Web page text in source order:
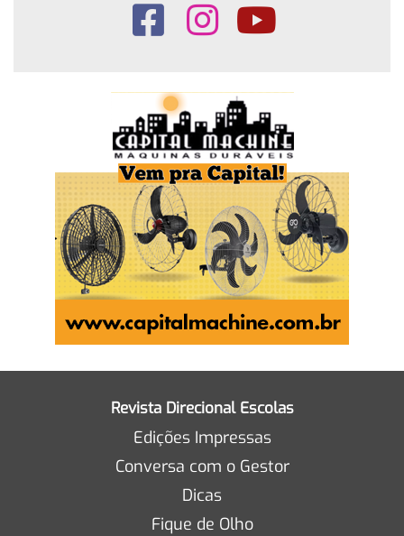
Revista Direcional Escolas
Edições Impressas
Conversa com o Gestor
Dicas
Fique de Olho